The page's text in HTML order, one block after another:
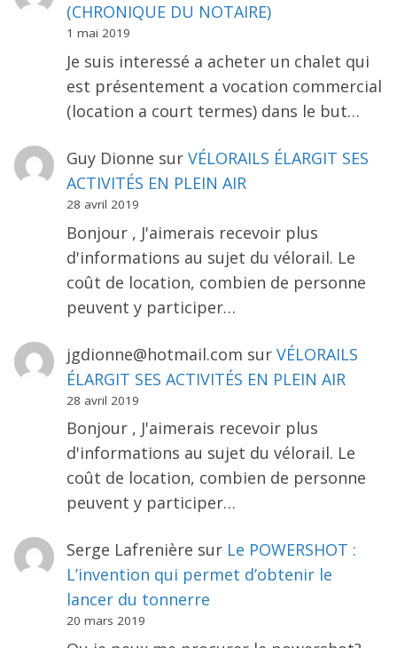
(CHRONIQUE DU NOTAIRE)
1 mai 2019
Je suis interessé a acheter un chalet qui
est présentement a vocation commercial
(location a court termes) dans le but…
Guy Dionne sur VÉLORAILS ÉLARGIT SES
ACTIVITÉS EN PLEIN AIR
28 avril 2019
Bonjour , J'aimerais recevoir plus
d'informations au sujet du vélorail. Le
coût de location, combien de personne
peuvent y participer…
jgdionne@hotmail.com sur VÉLORAILS
ÉLARGIT SES ACTIVITÉS EN PLEIN AIR
28 avril 2019
Bonjour , J'aimerais recevoir plus
d'informations au sujet du vélorail. Le
coût de location, combien de personne
peuvent y participer…
Serge Lafrenière sur Le POWERSHOT :
L’invention qui permet d’obtenir le
lancer du tonnerre
20 mars 2019